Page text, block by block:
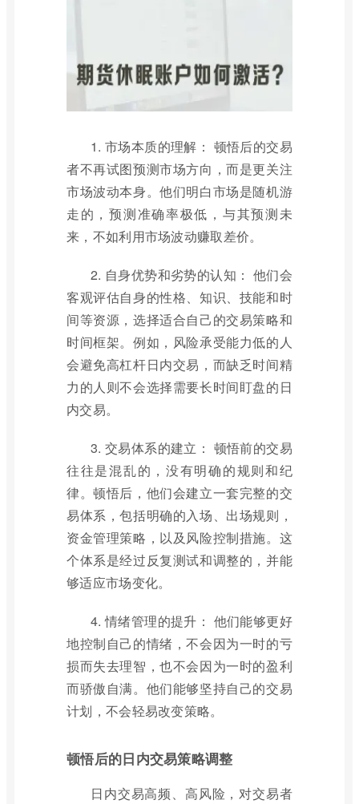
1. 市场本质的理解： 顿悟后的交易
者不再试图预测市场方向，而是更关注
市场波动本身。他们明白市场是随机游
走的，预测准确率极低，与其预测未
来，不如利用市场波动赚取差价。
2. 自身优势和劣势的认知： 他们会
客观评估自身的性格、知识、技能和时
间等资源，选择适合自己的交易策略和
时间框架。例如，风险承受能力低的人
会避免高杠杆日内交易，而缺乏时间精
力的人则不会选择需要长时间盯盘的日
内交易。
3. 交易体系的建立： 顿悟前的交易
往往是混乱的，没有明确的规则和纪
律。顿悟后，他们会建立一套完整的交
易体系，包括明确的入场、出场规则，
资金管理策略，以及风险控制措施。这
个体系是经过反复测试和调整的，并能
够适应市场变化。
4. 情绪管理的提升： 他们能够更好
地控制自己的情绪，不会因为一时的亏
损而失去理智，也不会因为一时的盈利
而骄傲自满。他们能够坚持自己的交易
计划，不会轻易改变策略。
顿悟后的日内交易策略调整
日内交易高频、高风险，对交易者